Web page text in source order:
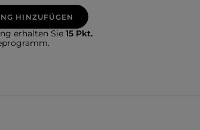
HINZUFÜGEN
erhalten Sie 15 Pkt.